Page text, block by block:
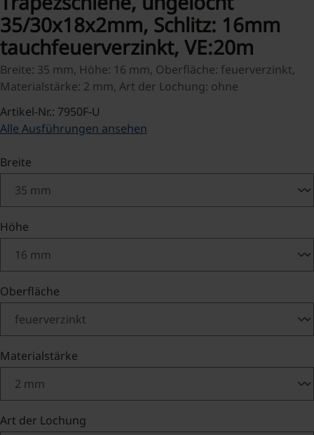
35/30x18x2mm, Schlitz: 16mm
tauchfeuerverzinkt, VE:20m
Breite: 35 mm, Höhe: 16 mm, Oberfläche: feuerverzinkt,
Materialstärke: 2 mm, Art der Lochung: ohne
Artikel-Nr.: 7950F-U
Alle Ausführungen ansehen
Breite
Höhe
Oberfläche
Materialstärke
Art der Lochung